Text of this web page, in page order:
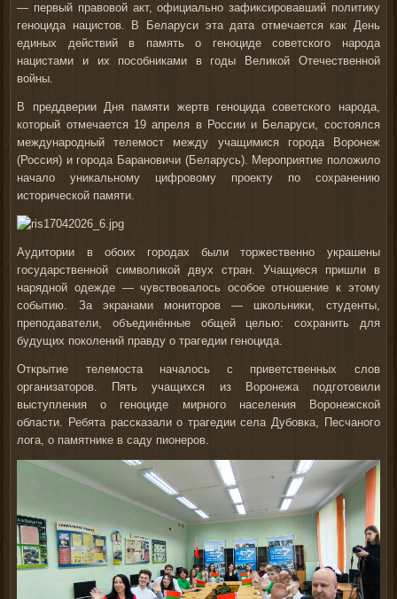
— первый правовой акт, официально зафиксировавший политику
геноцида нацистов. В Беларуси эта дата отмечается как День
единых действий в память о геноциде советского народа
нацистами и их пособниками в годы Великой Отечественной
войны.
В преддверии Дня памяти жертв геноцида советского народа,
который отмечается 19 апреля в России и Беларуси, состоялся
международный телемост между учащимися города Воронеж
(Россия) и города Барановичи (Беларусь). Мероприятие положило
начало уникальному цифровому проекту по сохранению
исторической памяти.
Аудитории в обоих городах были торжественно украшены
государственной символикой двух стран. Учащиеся пришли в
нарядной одежде — чувствовалось особое отношение к этому
событию. За экранами мониторов — школьники, студенты,
преподаватели, объединённые общей целью: сохранить для
будущих поколений правду о трагедии геноцида.
Открытие телемоста началось с приветственных слов
организаторов. Пять учащихся из Воронежа подготовили
выступления о геноциде мирного населения Воронежской
области. Ребята рассказали о трагедии села Дубовка, Песчаного
лога, о памятнике в саду пионеров.